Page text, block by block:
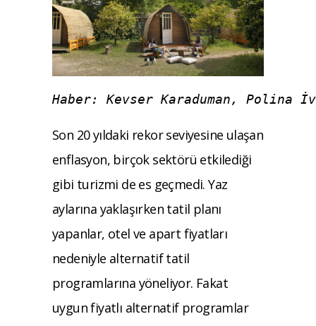
Haber: Kevser Karaduman, Polina
Son 20 yıldaki rekor seviyesine ulaşan
enflasyon, birçok sektörü etkilediği
gibi turizmi de es geçmedi. Yaz
aylarına yaklaşırken tatil planı
yapanlar, otel ve apart fiyatları
nedeniyle alternatif tatil
programlarına yöneliyor. Fakat
uygun fiyatlı alternatif programlar